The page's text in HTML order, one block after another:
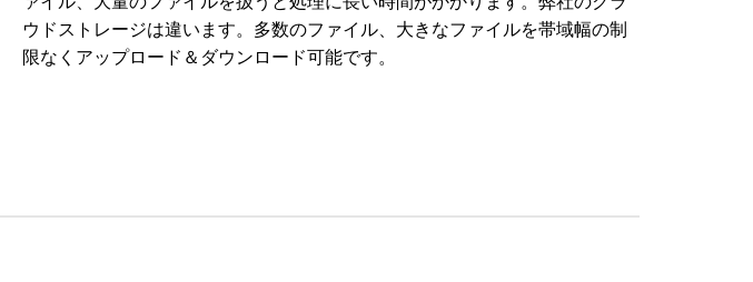
ウドストレージは違います。多数のファイル、大きなファイルを帯域幅の制
限なくアップロード＆ダウンロード可能です。